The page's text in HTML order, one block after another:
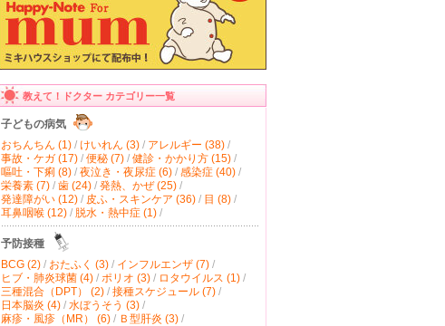
教えて！ドクター カテゴリー一覧
子どもの病気
おちんちん (1)/ けいれん (3)/ アレルギー (38)/
事故・ケガ (17)/ 便秘 (7)/ 健診・かかり方 (15)/
嘔吐・下痢 (8)/ 夜泣き・夜尿症 (6)/ 感染症 (40)/
栄養素 (7)/ 歯 (24)/ 発熱、かぜ (25)/
発達障がい (12)/ 皮ふ・スキンケア (36)/ 目 (8)/
耳鼻咽喉 (12)/ 脱水・熱中症 (1)/
予防接種
BCG (2)/ おたふく (3)/ インフルエンザ (7)/
ヒブ・肺炎球菌 (4)/ ポリオ (3)/ ロタウイルス (1)/
三種混合（DPT） (2)/ 接種スケジュール (7)/
日本脳炎 (4)/ 水ぼうそう (3)/
麻疹・風疹（MR） (6)/ Ｂ型肝炎 (3)/